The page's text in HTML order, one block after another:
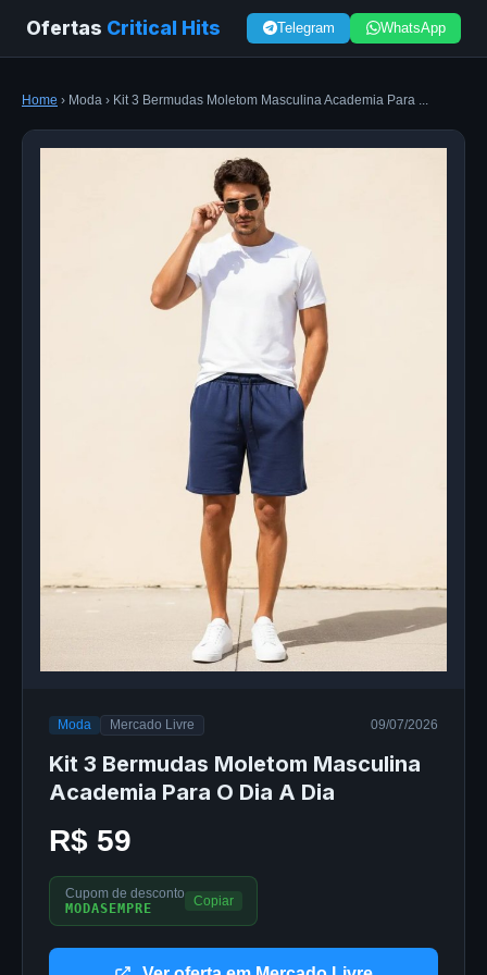
Ofertas Critical Hits Telegram WhatsApp
Home › Moda › Kit 3 Bermudas Moletom Masculina Academia Para ...
Moda Mercado Livre 09/07/2026
Kit 3 Bermudas Moletom Masculina
Academia Para O Dia A Dia
R$ 59
Cupom de desconto
MODASEMPRE
Copiar